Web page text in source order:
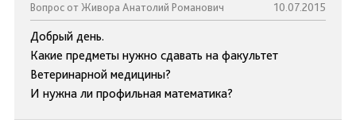
Вопрос от Живора Анатолий Романович 10.07.2015
Добрый день.
Какие предметы нужно сдавать на факультет
Ветеринарной медицины?
И нужна ли профильная математика?